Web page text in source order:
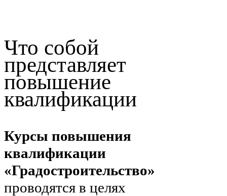
Что собой
представляет
повышение
квалификации
Курсы повышения
квалификации
«Градостроительство»
проводятся в целях